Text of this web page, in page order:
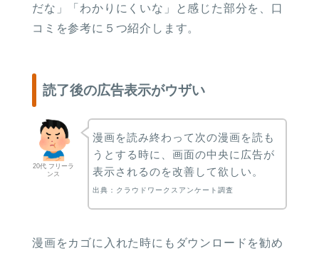
だな」「わかりにくいな」と感じた部分を、口
コミを参考に５つ紹介します。
読了後の広告表示がウザい
20代 フリーラ
ンス
漫画を読み終わって次の漫画を読も
うとする時に、画面の中央に広告が
表示されるのを改善して欲しい。
出典：クラウドワークスアンケート調査
漫画をカゴに入れた時にもダウンロードを勧め